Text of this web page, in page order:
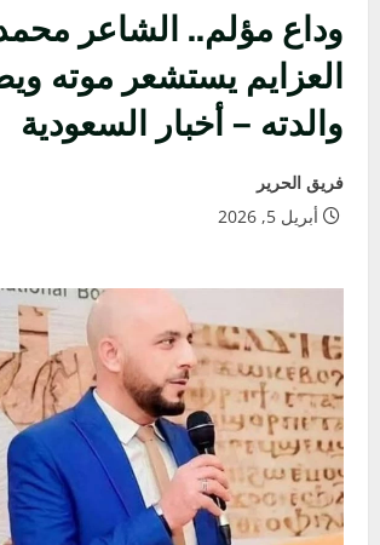
وداع مؤلم.. الشاعر
العزايم يستشعر موته
والدته – أخبار السعودية
فريق الحرير
أبريل 5, 2026